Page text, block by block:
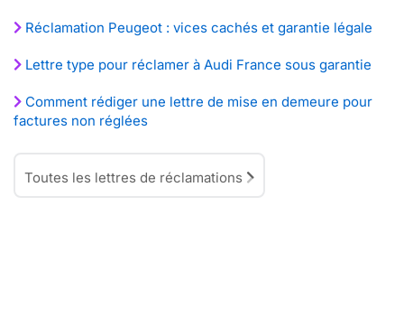
Réclamation Peugeot : vices cachés et garantie légale
Lettre type pour réclamer à Audi France sous garantie
Comment rédiger une lettre de mise en demeure pour
factures non réglées
Toutes les lettres de réclamations